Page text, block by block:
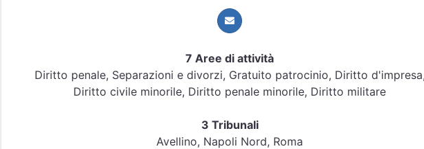
7 Aree di attività
Diritto penale, Separazioni e divorzi, Gratuito patrocinio, Diritto
Diritto civile minorile, Diritto penale minorile, Diritto militare
3 Tribunali
Avellino, Napoli Nord, Roma